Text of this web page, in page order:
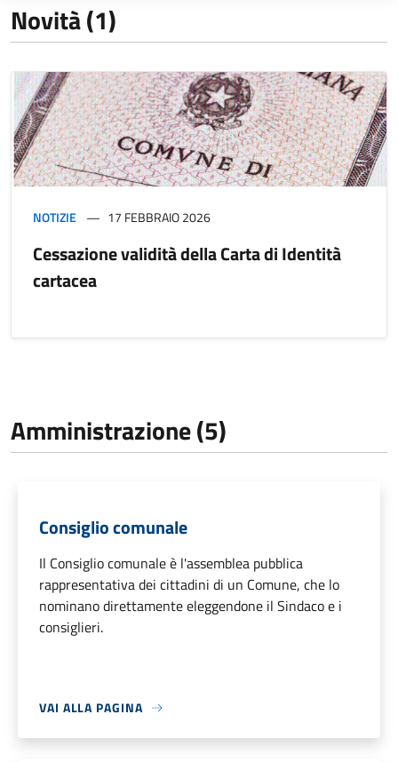
Novità (1)
NOTIZIE 17 FEBBRAIO 2026
Cessazione validità della Carta di Identità
cartacea
Amministrazione (5)
Consiglio comunale
Il Consiglio comunale è l'assemblea pubblica
rappresentativa dei cittadini di un Comune, che lo
nominano direttamente eleggendone il Sindaco e i
consiglieri.
VAI ALLA PAGINA